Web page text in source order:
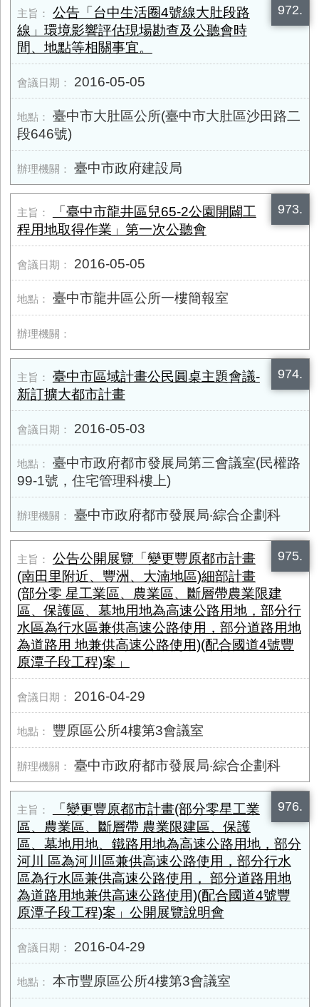
972.
公告「台中生活圈4號線大肚段路
線」環境影響評估現場勘查及公聽會時
間、地點等相關事宜。
2016-05-05
臺中市大肚區公所(臺中市大肚區沙田路二
段646號)
臺中市政府建設局
973.
「臺中市龍井區兒65-2公園開闢工
程用地取得作業」第一次公聽會
2016-05-05
臺中市龍井區公所一樓簡報室
974.
臺中市區域計畫公民圓桌主題會議-
新訂擴大都市計畫
2016-05-03
臺中市政府都市發展局第三會議室(民權路
99-1號，住宅管理科樓上)
臺中市政府都市發展局‧綜合企劃科
975.
公告公開展覽「變更豐原都市計畫
(南田里附近、豐洲、大湳地區)細部計畫
(部分零 星工業區、農業區、斷層帶農業限建
區、保護區、墓地用地為高速公路用地，部分行
水區為行水區兼供高速公路使用，部分道路用地
為道路用 地兼供高速公路使用)(配合國道4號豐
原潭子段工程)案」
2016-04-29
豐原區公所4樓第3會議室
臺中市政府都市發展局‧綜合企劃科
976.
「變更豐原都市計畫(部分零星工業
區、農業區、斷層帶 農業限建區、保護
區、墓地用地、鐵路用地為高速公路用地，部分
河川 區為河川區兼供高速公路使用，部分行水
區為行水區兼供高速公路使用， 部分道路用地
為道路用地兼供高速公路使用)(配合國道4號豐
原潭子段工程)案」公開展覽說明會
2016-04-29
本市豐原區公所4樓第3會議室